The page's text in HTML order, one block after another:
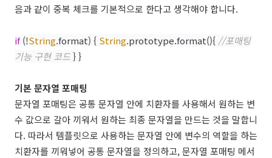
음과 같이 중복 체크를 기본적으로 한다고 생각해야 합니다.
if (!String.format) { String.prototype.format(){ //포매팅
기능 구현 코드} }
기본 문자열 포매팅
문자열 포매팅은 공통 문자열 안에 치환자를 사용해서 원하는 변
수 값으로 갈아 끼워서 원하는 최종 문자열을 만드는 것을 말합니
다. 따라서 템플릿으로 사용하는 문자열 안에 변수의 역할을 하는
치환자를 끼워넣어 공통 문자열을 정의하고, 문자열 포매팅 메서